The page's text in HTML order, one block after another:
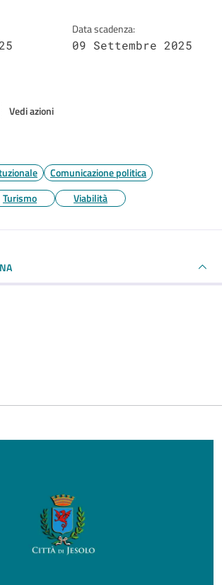
Data scadenza:
09 Settembre 2025
Vedi azioni
Comunicazione politica
Turismo Viabilità